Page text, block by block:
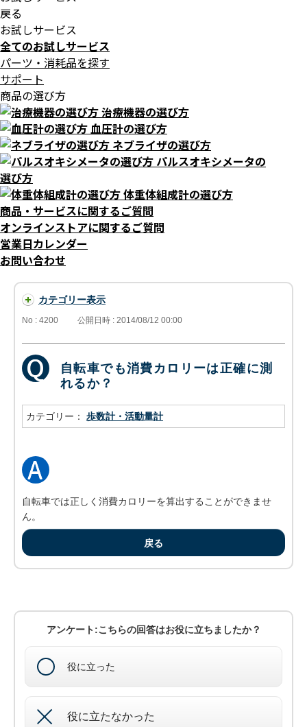
戻る
お試しサービス
全てのお試しサービス
パーツ・消耗品を探す
サポート
商品の選び方
治療機器の選び方
血圧計の選び方
ネブライザの選び方
パルスオキシメータの
選び方
体重体組成計の選び方
商品・サービスに関するご質問
オンラインストアに関するご質問
営業日カレンダー
お問い合わせ
カテゴリー表示
No : 4200 公開日時 : 2014/08/12 00:00
自転車でも消費カロリーは正確に測
れるか？
カテゴリー： 歩数計・活動量計
自転車では正しく消費カロリーを算出することができませ
ん。
戻る
アンケート:こちらの回答はお役に立ちましたか？
役に立った
役に立たなかった